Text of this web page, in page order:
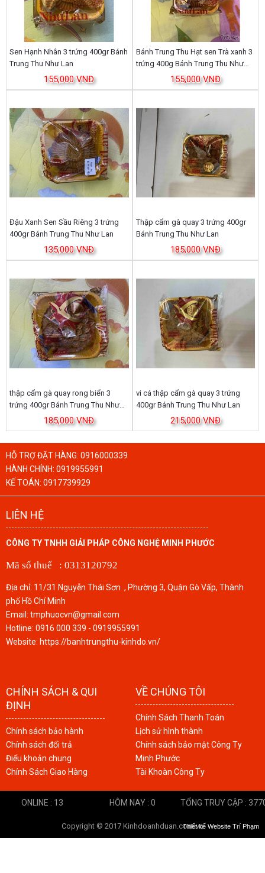
Sen Hạnh Nhân 3 trứng 400gr Bánh
Trung Thu Như Lan
155,000 VNĐ
Bánh Trung Thu Hạt sen Trà xanh 3
trứng 400g Bánh Trung Thu Như
155,000 VNĐ
Đậu Xanh Sen Sầu Riêng 3 trứng
400gr Bánh Trung Thu Như Lan
135,000 VNĐ
Thập cẩm gà quay 3 trứng 400gr
Bánh Trung Thu Như Lan
185,000 VNĐ
thập cẩm gà quay rong biển 3
trứng 400gr Bánh Trung Thu Như
185,000 VNĐ
vi cá thập cẩm gà quay 3 trứng
400gr Bánh Trung Thu Như Lan
215,000 VNĐ
HỖ TRỢ ĐẶT HÀNG: 0916000339
HÀNH CHÍNH: 0919955991
KẾ TOÁN: 0917739929
LIÊN HỆ
CÔNG TY TNHH GIẢI PHÁP CÔNG NGHỆ MINH PHƯỚC
Mã số thuế : 0313120792
Địa chỉ: 11/31 Nguyễn Thái Sơn , Phường 3, Quận Gò Vấp, Thành
phố Hồ Chí Minh
Email: tmphuocvn@gmail.com
Hotline: 0916 000 339 - 0919955991
Website: https://banhtrungthu-kinhdo.vn/
CHÍNH SÁCH & QUI
ĐỊNH
Chính sách bảo hành
Chính sách đổi trả
Điểu khoản chung
Chính Sách Giao Hàng
VỀ CHÚNG TÔI
Chính Sách Thanh Toán
Lịch sử hình thành
Chính sách bảo mật Công Ty
Minh Phước
Tài Khoàn Công Ty
ONLINE : 13 HÔM NAY : 0 TỔNG TRUY CẬP :
Copyright © 2017 Kinhdoanhduan.com.vnThiết kế Website Trí Phạm